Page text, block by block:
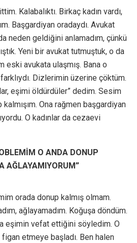
Kalabalıktı. Birkaç kadın vardı,
Başgardiyan oradaydı. Avukat
neden geldiğini anlamadım, çünkü
Yeni bir avukat tutmuştuk, o da
eski avukata ulaşmış. Bana o
Dizlerimin üzerine çöktüm.
eşimi öldürdüler” dedim. Sesim
kalmışım. Ona rağmen başgardiyan
O kadınlar da cezaevi
O ANDA DONUP
AĞLAYAMIYORUM”
orada donup kalmış olmam.
ağlayamadım. Koğuşa döndüm.
eşimin vefat ettiğini söyledim. O
etmeye başladı. Ben halen